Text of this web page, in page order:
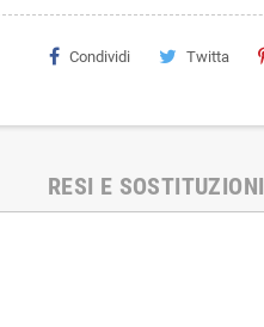
Condividi Twitta
RESI E SOSTITUZIONI